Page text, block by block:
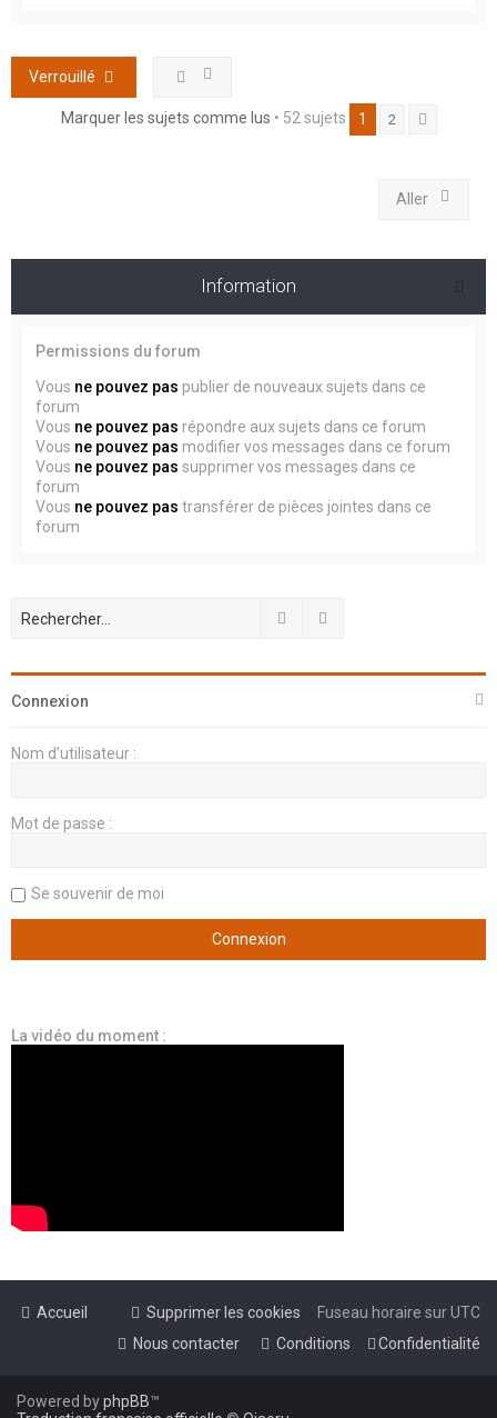
Verrouillé
Marquer les sujets comme lus • 52 sujets 1 2
Aller
Information
Permissions du forum
Vous ne pouvez pas publier de nouveaux sujets dans ce
forum
Vous ne pouvez pas répondre aux sujets dans ce forum
Vous ne pouvez pas modifier vos messages dans ce forum
Vous ne pouvez pas supprimer vos messages dans ce
forum
Vous ne pouvez pas transférer de pièces jointes dans ce
forum
Rechercher
Connexion
Nom d’utilisateur :
Mot de passe :
Se souvenir de moi
La vidéo du moment :
Accueil Fuseau horaire surUTC
Supprimer les cookies
Confidentialité
Conditions
Nous contacter
Powered byphpBB™